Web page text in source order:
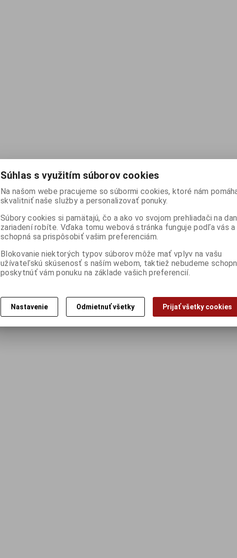
Súhlas s využitím súborov cookies
Na našom webe pracujeme so súbormi cookies, ktoré nám
skvalitniť naše služby a personalizovať ponuky.
Súbory cookies si pamätajú, čo a ako vo svojom prehliadači na
zariadení robíte. Vďaka tomu webová stránka funguje podľa vás a
schopná sa prispôsobiť vašim preferenciám.
Blokovanie niektorých typov súborov môže mať vplyv na vašu
užívateľskú skúsenosť s naším webom, taktiež nebudeme
poskytnúť vám ponuku na základe vašich preferencií.
Nastavenie Odmietnuť všetky Prijať všetky cookies